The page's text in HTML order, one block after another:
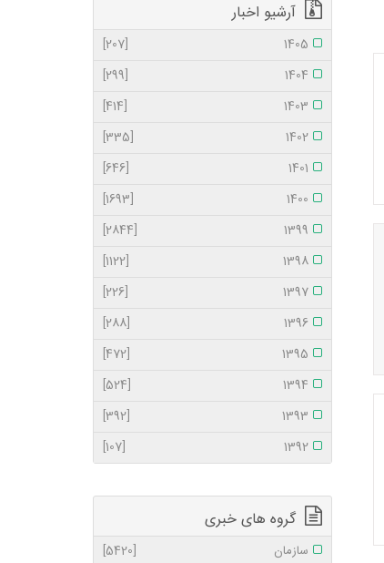
آرشیو اخبار
1405
[207]
1404
[299]
1403
[414]
1402
[335]
1401
[646]
1400
[1693]
1399
[2844]
1398
[1122]
1397
[226]
1396
[288]
1395
[472]
1394
[524]
1393
[392]
1392
[107]
گروه های خبری
سازمان
[5420]